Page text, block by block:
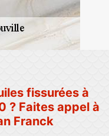
fissurées à
? Faites appel à
Franck